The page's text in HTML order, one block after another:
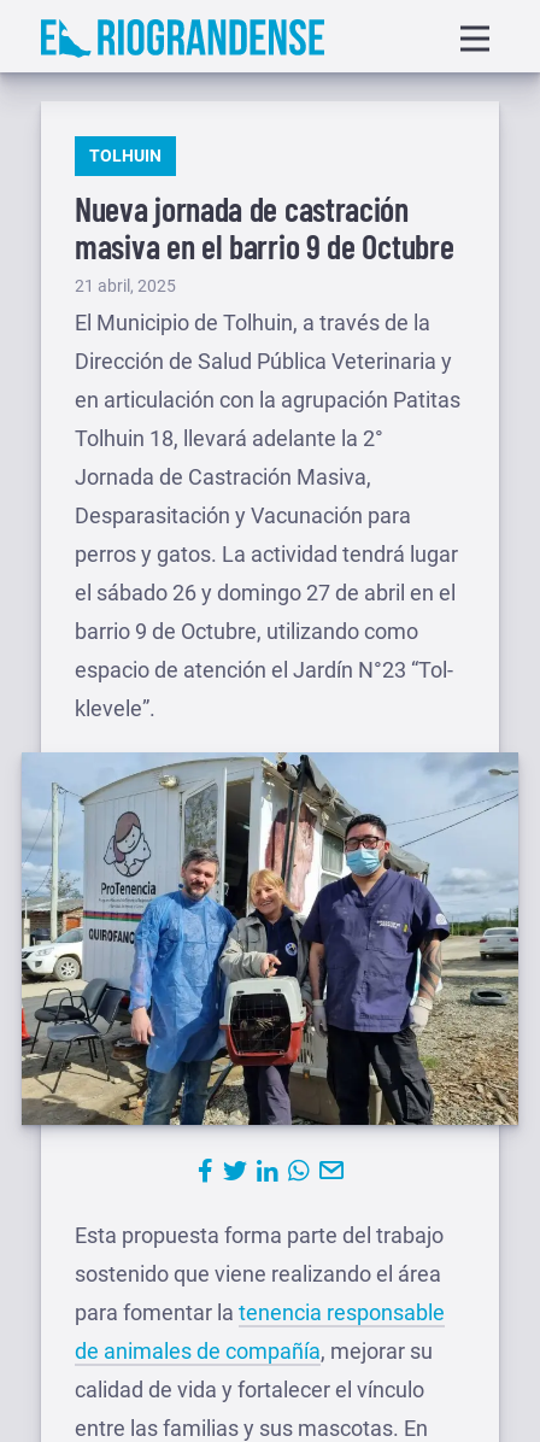
Saltar
menu
PUBLICADO
TOLHUIN
Nueva jornada de castración
masiva en el barrio 9 de Octubre
Publicado
el
21 abril, 2025
El Municipio de Tolhuin, a través de la
Dirección de Salud Pública Veterinaria y
en articulación con la agrupación Patitas
Tolhuin 18, llevará adelante la 2°
Jornada de Castración Masiva,
Desparasitación y Vacunación para
perros y gatos. La actividad tendrá lugar
el sábado 26 y domingo 27 de abril en el
barrio 9 de Octubre, utilizando como
espacio de atención el Jardín N°23 “Tol-
klevele”.
Esta propuesta forma parte del trabajo
sostenido que viene realizando el área
para fomentar la tenencia responsable
de animales de compañía, mejorar su
calidad de vida y fortalecer el vínculo
entre las familias y sus mascotas. En